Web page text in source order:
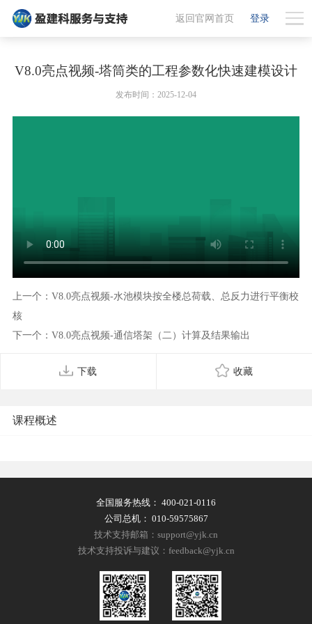
登录
返回官网首页
V8.0亮点视频-塔筒类的工程参数化快速建模设计
发布时间：2025-12-04
上一个：V8.0亮点视频-水池模块按全楼总荷载、总反力进行平衡校
核
下一个：V8.0亮点视频-通信塔架（二）计算及结果输出
下载 收藏
课程概述
全国服务热线： 400-021-0116
公司总机： 010-59575867
技术支持邮箱：support@yjk.cn
技术支持投诉与建议：feedback@yjk.cn